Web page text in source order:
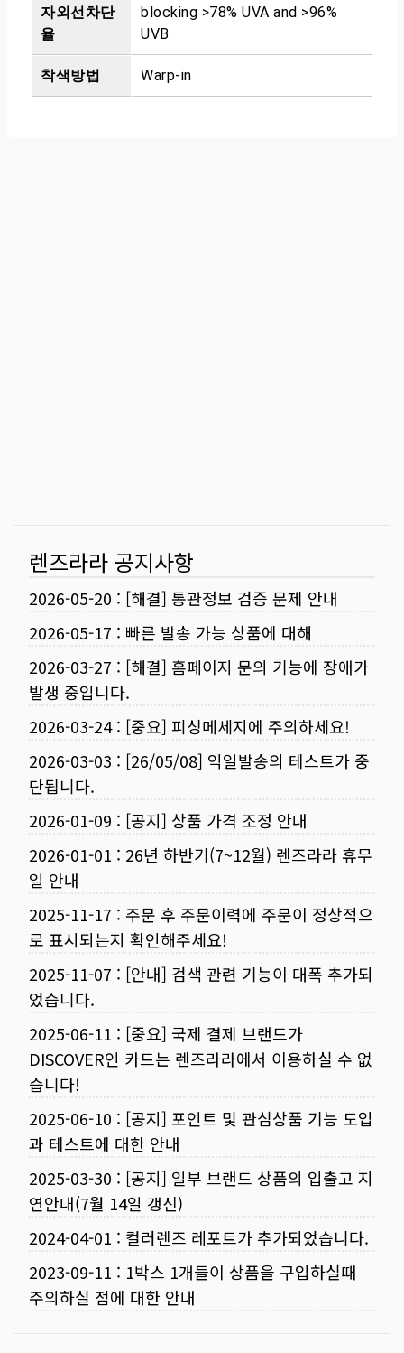
자외선차단
율
blocking >78% UVA and >96%
UVB
착색방법 Warp-in
렌즈라라 공지사항
2026-05-20 : [해결] 통관정보 검증 문제 안내
2026-05-17 : 빠른 발송 가능 상품에 대해
2026-03-27 : [해결] 홈페이지 문의 기능에 장애가
발생 중입니다.
2026-03-24: [중요] 피싱메세지에 주의하세요!
2026-03-03 : [26/05/08] 익일발송의 테스트가 중
단됩니다.
2026-01-09 : [공지] 상품 가격 조정 안내
2026-01-01 : 26년 하반기(7~12월) 렌즈라라 휴무
일 안내
2025-11-17 : 주문 후 주문이력에 주문이 정상적으
로 표시되는지 확인해주세요!
2025-11-07 : [안내] 검색 관련 기능이 대폭 추가되
었습니다.
2025-06-11 : [중요] 국제 결제 브랜드가
DISCOVER인 카드는 렌즈라라에서 이용하실 수 없
습니다!
2025-06-10 : [공지] 포인트 및 관심상품 기능 도입
과 테스트에 대한 안내
2025-03-30 : [공지] 일부 브랜드 상품의 입출고 지
연안내(7월 14일 갱신)
2024-04-01 : 컬러렌즈 레포트가 추가되었습니다.
2023-09-11 : 1박스 1개들이 상품을 구입하실때
주의하실 점에 대한 안내